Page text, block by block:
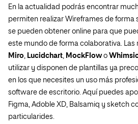
En la actualidad podrás encontrar
permiten realizar Wireframes de forma
se pueden obtener online para que
este mundo de forma colaborativa. Las
Miro, Lucidchart, MockFlowo
utilizar y disponen de plantillas ya
en los que necesites un uso más
software de escritorio. Aquí puedes
Figma, Adoble XD, Balsamiq y sketch
particularides.